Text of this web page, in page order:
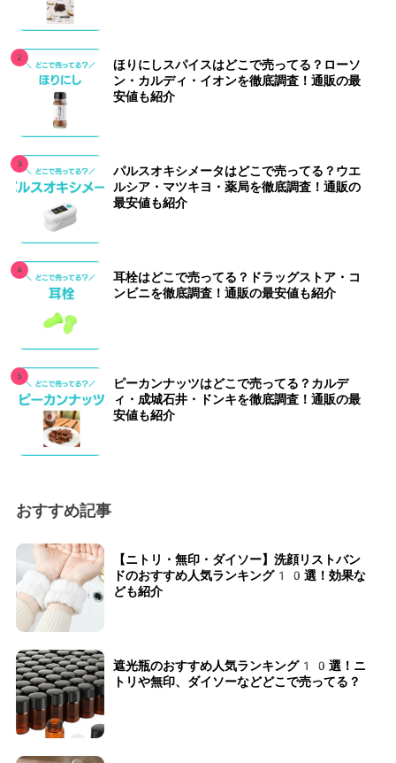
ほりにしスパイスはどこで売ってる？ローソ
ン・カルディ・イオンを徹底調査！通販の最
安値も紹介
パルスオキシメータはどこで売ってる？ウエ
ルシア・マツキヨ・薬局を徹底調査！通販の
最安値も紹介
耳栓はどこで売ってる？ドラッグストア・コ
ンビニを徹底調査！通販の最安値も紹介
ピーカンナッツはどこで売ってる？カルデ
ィ・成城石井・ドンキを徹底調査！通販の最
安値も紹介
おすすめ記事
【ニトリ・無印・ダイソー】洗顔リストバン
ドのおすすめ人気ランキング10選！効果な
ども紹介
遮光瓶のおすすめ人気ランキング10選！ニ
トリや無印、ダイソーなどどこで売ってる？